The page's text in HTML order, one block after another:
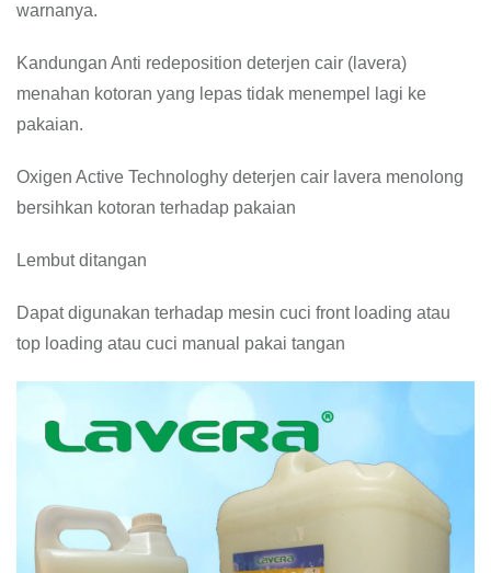
warnanya.
Kandungan Anti redeposition deterjen cair (lavera)
menahan kotoran yang lepas tidak menempel lagi ke
pakaian.
Oxigen Active Technologhy deterjen cair lavera menolong
bersihkan kotoran terhadap pakaian
Lembut ditangan
Dapat digunakan terhadap mesin cuci front loading atau
top loading atau cuci manual pakai tangan